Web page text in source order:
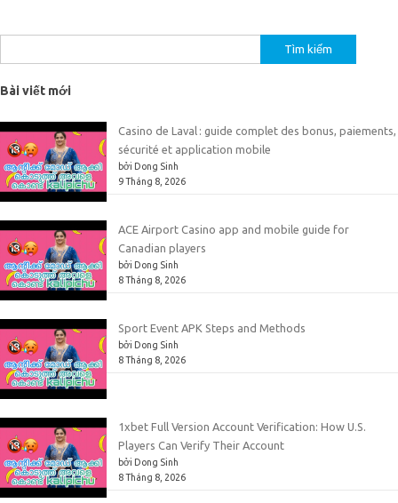
kiếm
cho:
Bài viết mới
Casino de Laval : guide complet des bonus, paiements,
sécurité et application mobile
bởi Dong Sinh
9 Tháng 8, 2026
ACE Airport Casino app and mobile guide for
Canadian players
bởi Dong Sinh
8 Tháng 8, 2026
Sport Event APK Steps and Methods
bởi Dong Sinh
8 Tháng 8, 2026
1xbet Full Version Account Verification: How U.S.
Players Can Verify Their Account
bởi Dong Sinh
8 Tháng 8, 2026